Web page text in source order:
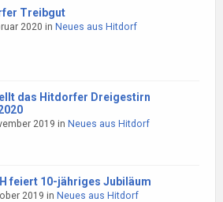
Treibgut
2020 in Neues aus Hitdorf
das Hitdorfer Dreigestirn
2019 in Neues aus Hitdorf
feiert 10-jähriges Jubiläum
2019 in Neues aus Hitdorf